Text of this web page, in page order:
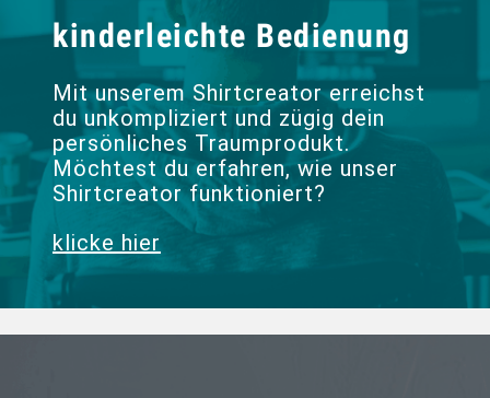
kinderleichte Bedienung
Mit unserem Shirtcreator erreichst
du unkompliziert und zügig dein
persönliches Traumprodukt.
Möchtest du erfahren, wie unser
Shirtcreator funktioniert?
klicke hier